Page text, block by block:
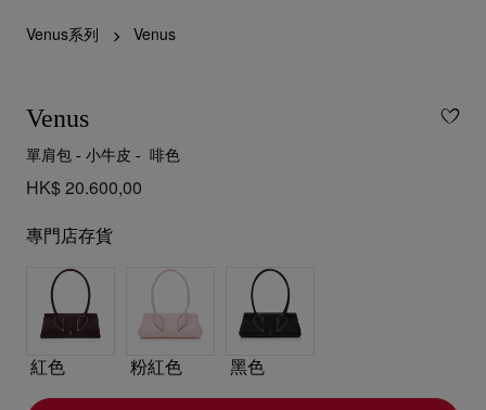
Venus系列 Venus
Venus
單肩包 - 小牛皮 - 啡色
HK$ 20.600,00
專門店存貨
紅色 粉紅色 黑色